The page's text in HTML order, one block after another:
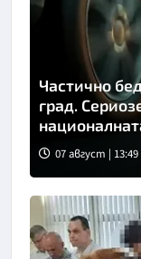
Частично
град.
07 август | 13:49